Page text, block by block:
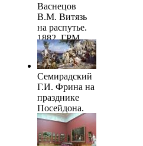
Васнецов
В.М. Витязь
на распутье.
1882. ГРМ
Семирадский
Г.И. Фрина на
празднике
Посейдона.
1889